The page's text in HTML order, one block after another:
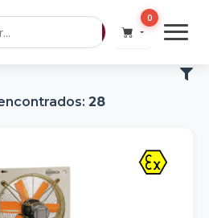
0
28